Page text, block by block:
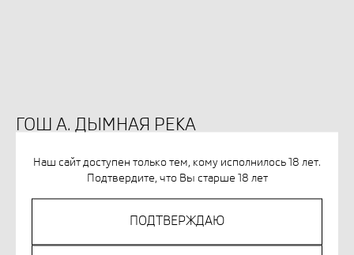
Наш сайт доступен только тем, кому исполнилось 18 лет.
Подтвердите, что Вы старше 18 лет
ПОДТВЕРЖДАЮ
ГОШ А. ДЫМНАЯ РЕКА
КУПИТЬ